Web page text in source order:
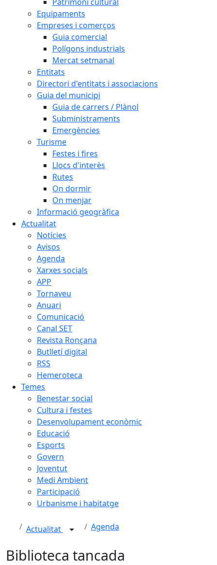
Equipaments
Empreses i comerços
Guia comercial
Polígons industrials
Mercat setmanal
Entitats
Directori d'entitats i associacions
Guia del municipi
Guia de carrers / Plànol
Subministraments
Emergències
Turisme
Festes i fires
Llocs d'interès
Rutes
On dormir
On menjar
Informació geogràfica
Actualitat
Notícies
Avisos
Agenda
Xarxes socials
APP
Tornaveu
Anuari
Comunicació
Canal SET
Revista Ronçana
Butlletí digital
RSS
Hemeroteca
Temes
Benestar social
Cultura i festes
Desenvolupament econòmic
Educació
Esports
Govern
Joventut
Medi Ambient
Participació
Urbanisme i habitatge
Actualitat Agenda
Biblioteca tancada